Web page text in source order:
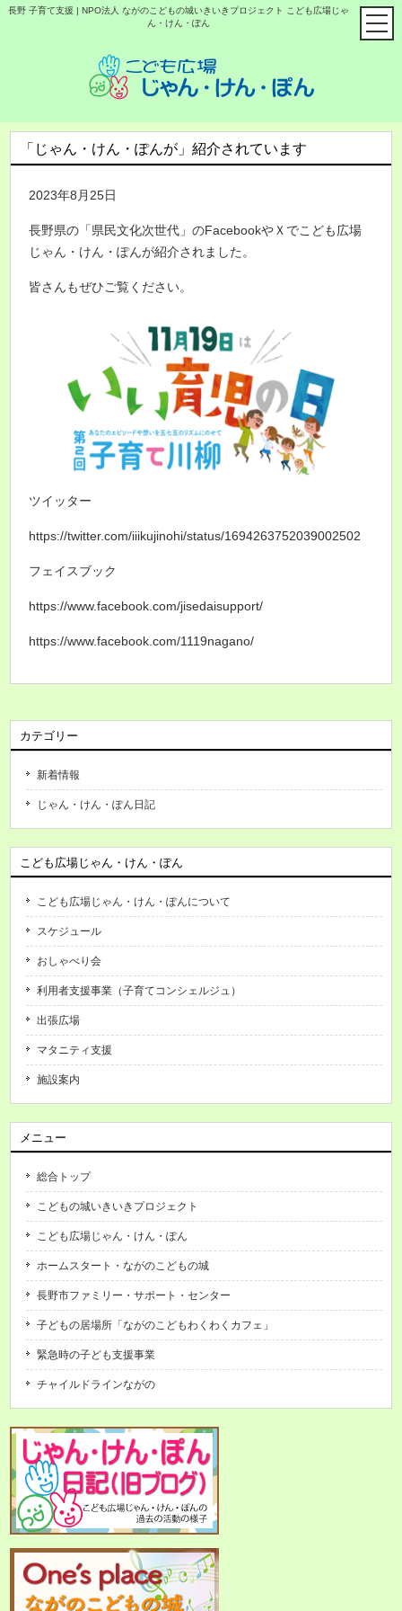
長野 子育て支援 | NPO法人 ながのこどもの城いきいきプロジェクト こども広場じゃ
ん・けん・ぽん
「じゃん・けん・ぽんが」紹介されています
2023年8月25日
長野県の「県民文化次世代」のFacebookやＸでこども広場
じゃん・けん・ぽんが紹介されました。
皆さんもぜひご覧ください。
ツイッター
https://twitter.com/iiikujinohi/status/1694263752039002502
フェイスブック
https://www.facebook.com/jisedaisupport/
https://www.facebook.com/1119nagano/
カテゴリー
新着情報
じゃん・けん・ぽん日記
こども広場じゃん・けん・ぽん
こども広場じゃん・けん・ぽんについて
スケジュール
おしゃべり会
利用者支援事業（子育てコンシェルジュ）
出張広場
マタニティ支援
施設案内
メニュー
総合トップ
こどもの城いきいきプロジェクト
こども広場じゃん・けん・ぽん
ホームスタート・ながのこどもの城
長野市ファミリー・サポート・センター
子どもの居場所「ながのこどもわくわくカフェ」
緊急時の子ども支援事業
チャイルドラインながの